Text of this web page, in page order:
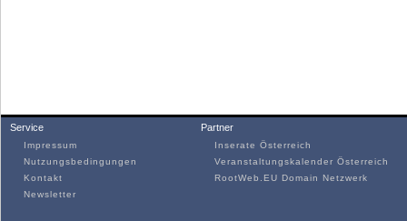
Service
Impressum
Nutzungsbedingungen
Kontakt
Newsletter
Partner
Inserate Österreich
Veranstaltungskalender Österreich
RootWeb.EU Domain Netzwerk